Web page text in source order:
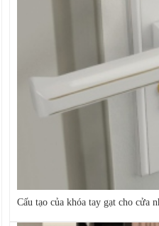
Cấu tạo của khóa tay gạt cho cửa